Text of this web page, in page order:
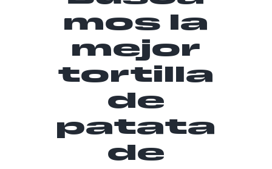
mos la
mejor
tortilla
de
patata
de